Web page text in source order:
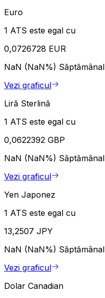
Euro
1 ATS este egal cu
0,0726728 EUR
NaN (NaN%) Săptămânal
Vezi graficul
Liră Sterlină
1 ATS este egal cu
0,0622392 GBP
NaN (NaN%) Săptămânal
Vezi graficul
Yen Japonez
1 ATS este egal cu
13,2507 JPY
NaN (NaN%) Săptămânal
Vezi graficul
Dolar Canadian